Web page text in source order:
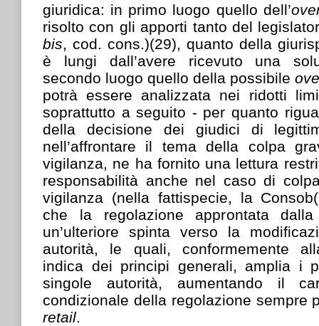
giuridica: in primo luogo quello dell’
risolto con gli apporti tanto del
bis, cod. cons.)(29), quanto della
è lungi dall’avere ricevuto una
secondo luogo quello della possibile
potrà essere analizzata nei ridotti
soprattutto a seguito - per quanto
della decisione dei giudici di
nell’affrontare il tema della colpa
vigilanza, ne ha fornito una lettura
responsabilità anche nel caso di
vigilanza (nella fattispecie, la
che la regolazione approntata
un’ulteriore spinta verso la
autorità, le quali, conformemente
indica dei principi generali, amplia i
singole autorità, aumentando il
condizionale della regolazione sempre
retail.